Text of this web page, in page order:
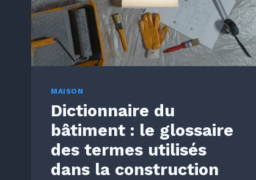
MARCHE
?
MAISON
Dictionnaire du
bâtiment : le glossaire
des termes utilisés
dans la construction